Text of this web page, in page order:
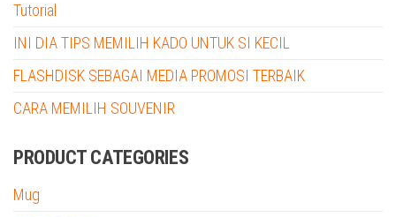
Tutorial
INI DIA TIPS MEMILIH KADO UNTUK SI KECIL
FLASHDISK SEBAGAI MEDIA PROMOSI TERBAIK
CARA MEMILIH SOUVENIR
PRODUCT CATEGORIES
Mug